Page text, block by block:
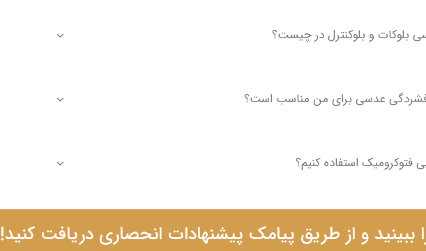
بلوکات و بلوکنترل در چیست؟
عدسی برای من مناسب است؟
فتوکرومیک استفاده کنیم؟
و از طریق پیامک پیشنهادات انحصاری دریافت کنید!